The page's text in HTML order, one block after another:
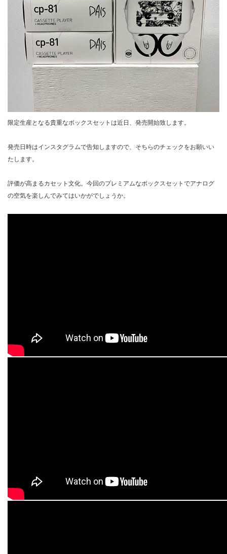
限定生産となる貴重なボックスセットは近日、発売開始致します。
発売日時はインスタグラムで告知しますので、そちらのチェックをお願いい
たします。
評価が高まるカセット文化。今回のプレミアムなボックスセットでアナログ
の空気を楽しんでみてはいかがでしょうか。